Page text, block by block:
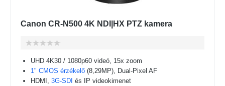
Canon CR-N500 4K NDI|HX PTZ kamera
UHD 4K30 / 1080p60 videó, 15x zoom
1" CMOS érzékelő (8,29MP), Dual-Pixel AF
HDMI, 3G-SDI és IP videokimenet